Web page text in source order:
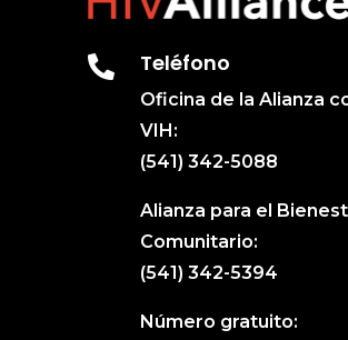
 Teléfono
Oficina de la Alianza
VIH:
(541) 342-5088
Alianza para el
Comunitario:
(541) 342-5394
Número gratuito: